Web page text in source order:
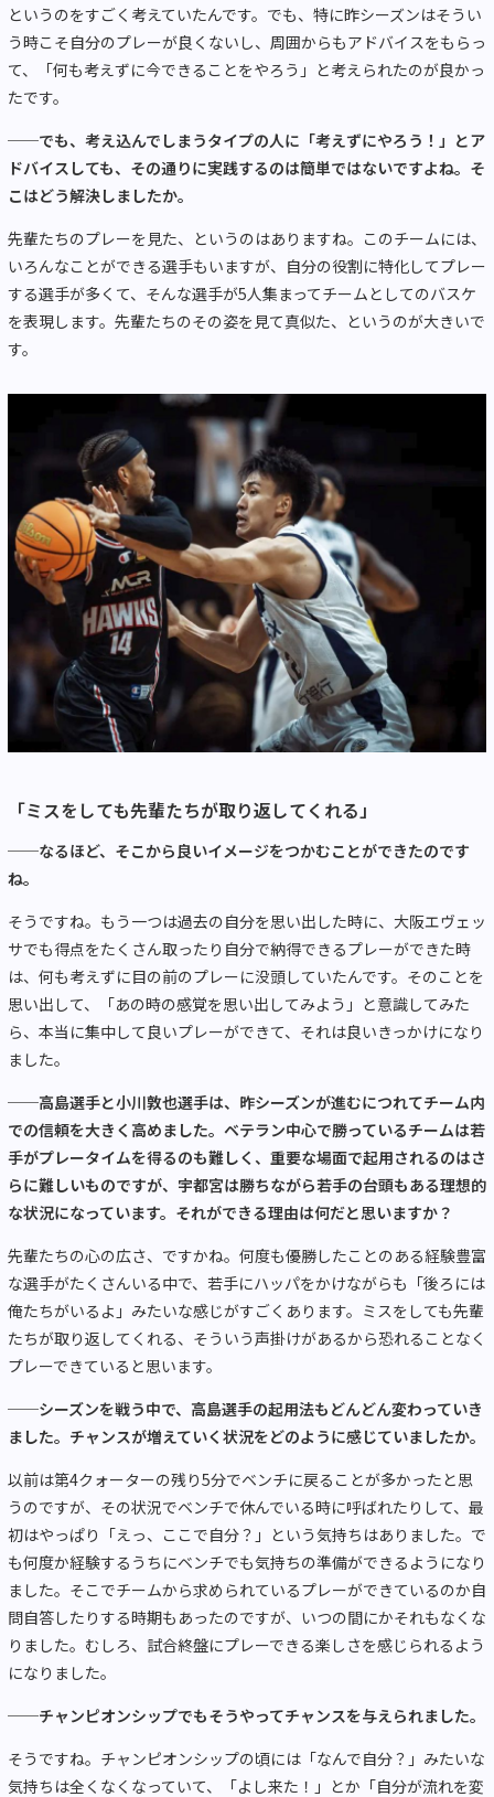
というのをすごく考えていたんです。でも、特に昨シーズンはそうい
う時こそ自分のプレーが良くないし、周囲からもアドバイスをもらっ
て、「何も考えずに今できることをやろう」と考えられたのが良かっ
たです。
──でも、考え込んでしまうタイプの人に「考えずにやろう！」とア
ドバイスしても、その通りに実践するのは簡単ではないですよね。そ
こはどう解決しましたか。
先輩たちのプレーを見た、というのはありますね。このチームには、
いろんなことができる選手もいますが、自分の役割に特化してプレー
する選手が多くて、そんな選手が5人集まってチームとしてのバスケ
を表現します。先輩たちのその姿を見て真似た、というのが大きいで
す。
「ミスをしても先輩たちが取り返してくれる」
──なるほど、そこから良いイメージをつかむことができたのです
ね。
そうですね。もう一つは過去の自分を思い出した時に、大阪エヴェッ
サでも得点をたくさん取ったり自分で納得できるプレーができた時
は、何も考えずに目の前のプレーに没頭していたんです。そのことを
思い出して、「あの時の感覚を思い出してみよう」と意識してみた
ら、本当に集中して良いプレーができて、それは良いきっかけになり
ました。
──高島選手と小川敦也選手は、昨シーズンが進むにつれてチーム内
での信頼を大きく高めました。ベテラン中心で勝っているチームは若
手がプレータイムを得るのも難しく、重要な場面で起用されるのはさ
らに難しいものですが、宇都宮は勝ちながら若手の台頭もある理想的
な状況になっています。それができる理由は何だと思いますか？
先輩たちの心の広さ、ですかね。何度も優勝したことのある経験豊富
な選手がたくさんいる中で、若手にハッパをかけながらも「後ろには
俺たちがいるよ」みたいな感じがすごくあります。ミスをしても先輩
たちが取り返してくれる、そういう声掛けがあるから恐れることなく
プレーできていると思います。
──シーズンを戦う中で、高島選手の起用法もどんどん変わっていき
ました。チャンスが増えていく状況をどのように感じていましたか。
以前は第4クォーターの残り5分でベンチに戻ることが多かったと思
うのですが、その状況でベンチで休んでいる時に呼ばれたりして、最
初はやっぱり「えっ、ここで自分？」という気持ちはありました。で
も何度か経験するうちにベンチでも気持ちの準備ができるようになり
ました。そこでチームから求められているプレーができているのか自
問自答したりする時期もあったのですが、いつの間にかそれもなくな
りました。むしろ、試合終盤にプレーできる楽しさを感じられるよう
になりました。
──チャンピオンシップでもそうやってチャンスを与えられました。
そうですね。チャンピオンシップの頃には「なんで自分？」みたいな
気持ちは全くなくなっていて、「よし来た！」とか「自分が流れを変